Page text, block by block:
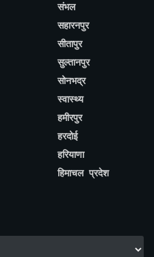
संभल
सहारनपुर
सीतापुर
सुल्तानपुर
सोनभद्र
स्वास्थ्य
हमीरपुर
हरदोई
हरियाणा
हिमाचल प्रदेश